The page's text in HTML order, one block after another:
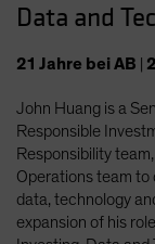
Iceland
Latin
Netherlands
New Zealand
Data and
21 Jahre bei AB
John Huang is a
Responsible
Responsibility
Operations team to
data, technology
expansion of his